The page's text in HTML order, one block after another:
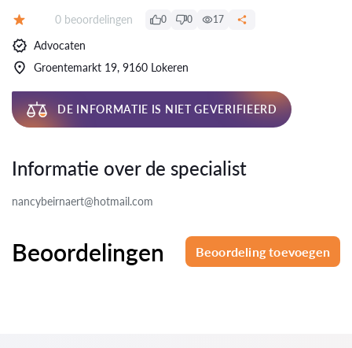
Beoordelingen:
0 beoordelingen 0 0 17
Advocaten
Groentemarkt 19, 9160 Lokeren
DE INFORMATIE IS NIET GEVERIFIEERD
Informatie over de specialist
nancybeirnaert@hotmail.com
Beoordelingen Beoordeling toevoegen